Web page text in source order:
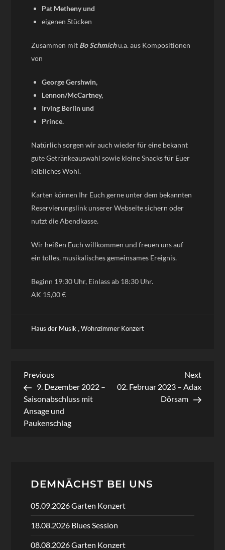
Pat Metheny und
eigenen Stücken
Zusammen mit Bo Schmichu.a. aus Kompositionen
von
George Gershwin,
Lennon/McCartney,
Irving Berlin und
Prince.
Natürlich sorgen wir auch wieder für eine bekannt
gute Getränkeauswahl sowie kleine Snacks für Euer
leibliches Wohl.
Karten können Ihr Euch gerne unter dem bekannten
Reservierungslink unserer Webseite sichern oder
nutzt die Abendkasse.
Wir heißen Euch willkommen und freuen uns auf
ein tolles, musikalisches gemeinsames Ereignis.
Beginn 19:30 Uhr, Einlass ab 18:30 Uhr.
AK 15,00 €
Haus der Musik ,Wohnzimmer Konzert
Beitragsnavigation
Previous
Post
Previous
9. Dezember 2022 –
Saisonabschluss mit
Ansage und
Paukenschlag
Next
Post
Next
02. Februar 2023 – Adax
Dörsam
DEMNÄCHST BEI UNS
05.09.2026 Garten Konzert
18.08.2026 Blues Session
08.08.2026 Garten Konzert